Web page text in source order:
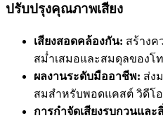
ปรับปรุงคุณภาพเสียง
เสียงสอดคล้องกัน: สร้างค
สม่ำเสมอและสมดุลของโ
ผลงานระดับมืออาชีพ: ส่ง
สมสำหรับพอดแคสต์ วิดีโ
การกำจัดเสียงรบกวนแล